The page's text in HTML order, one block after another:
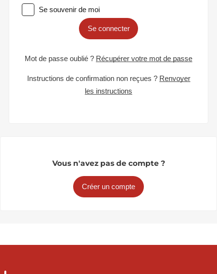
Se souvenir de moi
Se connecter
Mot de passe oublié ? Récupérer votre mot de passe
Instructions de confirmation non reçues ? Renvoyer
les instructions
Vous n'avez pas de compte ?
Créer un compte